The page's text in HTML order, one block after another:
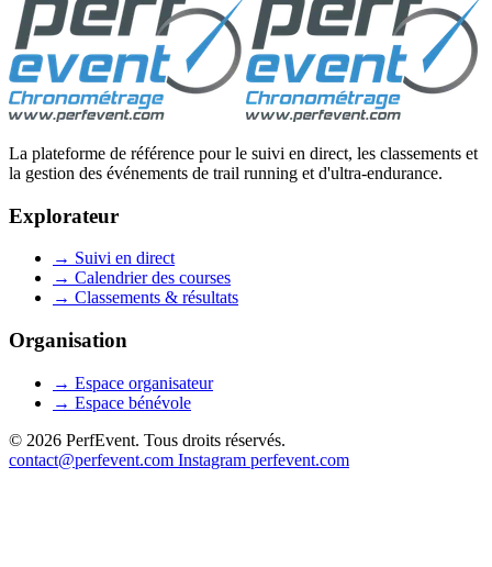
La plateforme de référence pour le suivi en direct, les classements et
la gestion des événements de trail running et d'ultra-endurance.
Explorateur
→ Suivi en direct
→ Calendrier des courses
→ Classements & résultats
Organisation
→ Espace organisateur
→ Espace bénévole
© 2026 PerfEvent. Tous droits réservés.
contact@perfevent.com Instagram perfevent.com